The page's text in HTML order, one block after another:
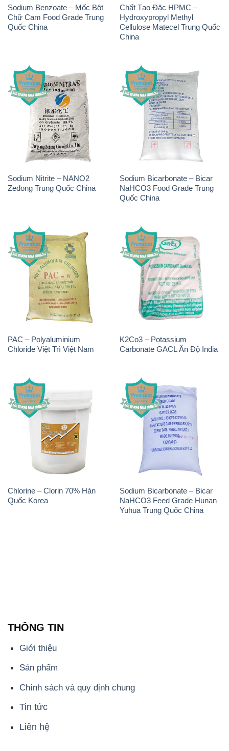
Sodium Benzoate – Mốc Bột
Chữ Cam Food Grade Trung
Quốc China
Chất Tạo Đặc HPMC –
Hydroxypropyl Methyl
Cellulose Matecel Trung Quốc
China
Sodium Nitrite – NANO2
Zedong Trung Quốc China
Sodium Bicarbonate – Bicar
NaHCO3 Food Grade Trung
Quốc China
PAC – Polyaluminium
Chloride Việt Trì Việt Nam
K2Co3 – Potassium
Carbonate GACL Ấn Độ India
Chlorine – Clorin 70% Hàn
Quốc Korea
Sodium Bicarbonate – Bicar
NaHCO3 Feed Grade Hunan
Yuhua Trung Quốc China
THÔNG TIN
Giới thiệu
Sản phẩm
Chính sách và quy định chung
Tin tức
Liên hệ